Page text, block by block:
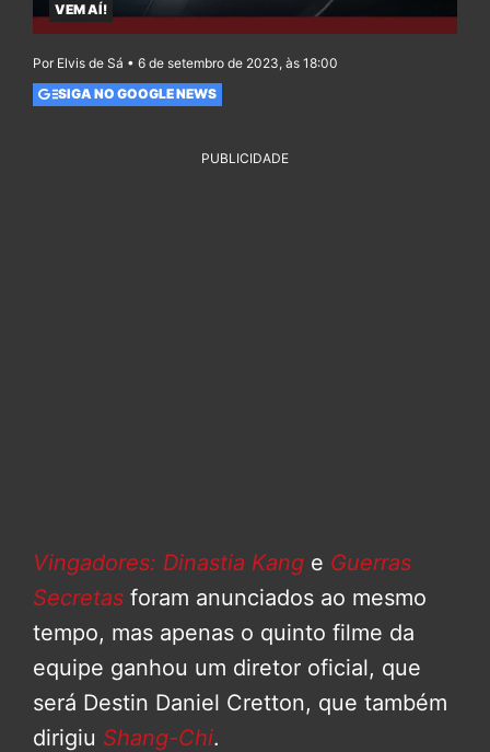
VEM AÍ!
Por Elvis de Sá • 6 de setembro de 2023, às 18:00
SIGA NO GOOGLE NEWS
PUBLICIDADE
Vingadores: Dinastia Kang e Guerras
Secretas foram anunciados ao mesmo
tempo, mas apenas o quinto filme da
equipe ganhou um diretor oficial, que
será Destin Daniel Cretton, que também
dirigiu Shang-Chi.